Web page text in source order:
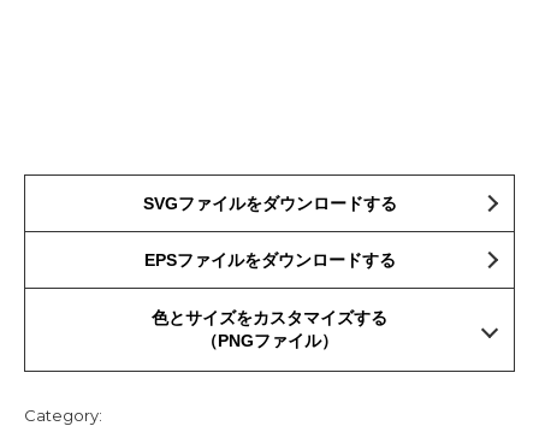
SVGファイルをダウンロードする
EPSファイルをダウンロードする
色とサイズをカスタマイズする
（PNGファイル）
Category: